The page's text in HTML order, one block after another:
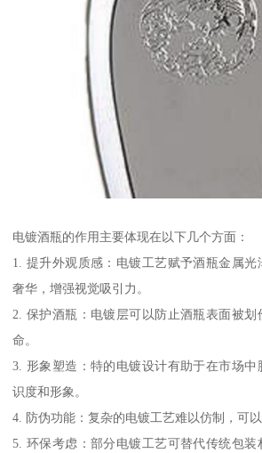
电镀酒瓶的作用主要体现在以下几个方面：
1. 提升外观质感：电镀工艺赋予酒瓶金属光
奢华，增强视觉吸引力。
2. 保护酒瓶：电镀层可以防止酒瓶表面被
命。
3. 形象塑造：特的电镀设计有助于在市场
识度和形象。
4. 防伪功能：复杂的电镀工艺难以仿制，可
5. 环保考虑：部分电镀工艺可替代传统包